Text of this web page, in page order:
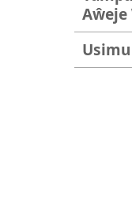
Aŵeje
Usimu